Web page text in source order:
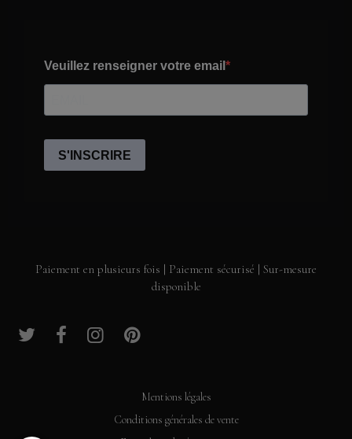
Paiement en plusieurs fois | Paiement sécurisé | Sur-mesure
disponible
Mentions légales
Conditions générales de vente